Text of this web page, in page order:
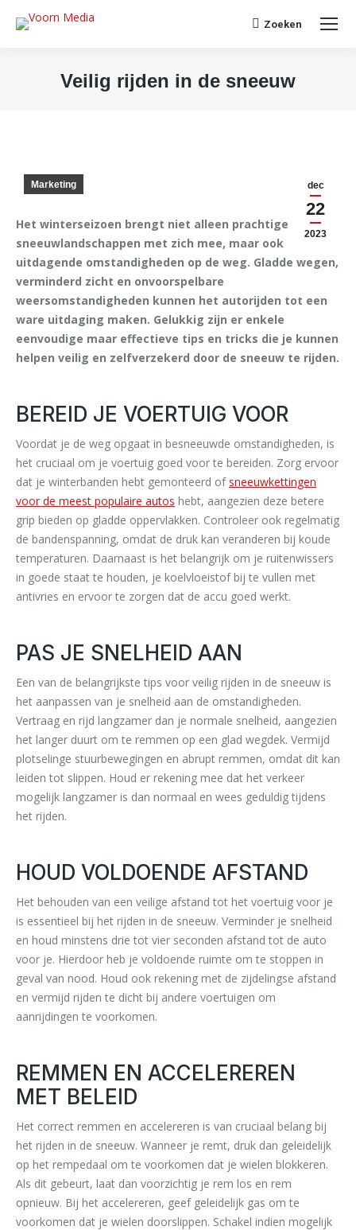
Search:
Zoeken
Veilig rijden in de sneeuw
dec
22
2023
Marketing
Het winterseizoen brengt niet alleen prachtige
sneeuwlandschappen met zich mee, maar ook
uitdagende omstandigheden op de weg. Gladde wegen,
verminderd zicht en onvoorspelbare
weersomstandigheden kunnen het autorijden tot een
ware uitdaging maken. Gelukkig zijn er enkele
eenvoudige maar effectieve tips en tricks die je kunnen
helpen veilig en zelfverzekerd door de sneeuw te rijden.
BEREID JE VOERTUIG VOOR
Voordat je de weg opgaat in besneeuwde omstandigheden, is
het cruciaal om je voertuig goed voor te bereiden. Zorg ervoor
dat je winterbanden hebt gemonteerd ofsneeuwkettingen
voor de meest populaire autos hebt, aangezien deze betere
grip bieden op gladde oppervlakken. Controleer ook regelmatig
de bandenspanning, omdat de druk kan veranderen bij koude
temperaturen. Daarnaast is het belangrijk om je ruitenwissers
in goede staat te houden, je koelvloeistof bij te vullen met
antivries en ervoor te zorgen dat de accu goed werkt.
PAS JE SNELHEID AAN
Een van de belangrijkste tips voor veilig rijden in de sneeuw is
het aanpassen van je snelheid aan de omstandigheden.
Vertraag en rijd langzamer dan je normale snelheid, aangezien
het langer duurt om te remmen op een glad wegdek. Vermijd
plotselinge stuurbewegingen en abrupt remmen, omdat dit kan
leiden tot slippen. Houd er rekening mee dat het verkeer
mogelijk langzamer is dan normaal en wees geduldig tijdens
het rijden.
HOUD VOLDOENDE AFSTAND
Het behouden van een veilige afstand tot het voertuig voor je
is essentieel bij het rijden in de sneeuw. Verminder je snelheid
en houd minstens drie tot vier seconden afstand tot de auto
voor je. Hierdoor heb je voldoende ruimte om te stoppen in
geval van nood. Houd ook rekening met de zijdelingse afstand
en vermijd rijden te dicht bij andere voertuigen om
aanrijdingen te voorkomen.
REMMEN EN ACCELEREREN
MET BELEID
Het correct remmen en accelereren is van cruciaal belang bij
het rijden in de sneeuw. Wanneer je remt, druk dan geleidelijk
op het rempedaal om te voorkomen dat je wielen blokkeren.
Als dit gebeurt, laat dan voorzichtig je rem los en rem
opnieuw. Bij het accelereren, geef geleidelijk gas om te
voorkomen dat je wielen doorslippen. Schakel indien mogelijk